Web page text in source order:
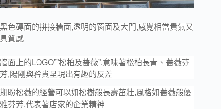
黑色磚面的拼接牆面,透明的窗面及大門,感覺相當貴氣又
具質感
牆面上的LOGO””松柏及薔薇”,意味著松柏長青、薔薇芬
芳,陽剛與矜貴呈現出有趣的反差
期盼松薇的經營可以如松樹般長壽茁壯,風格如薔薇般優
雅芬芳,代表著店家的企業精神